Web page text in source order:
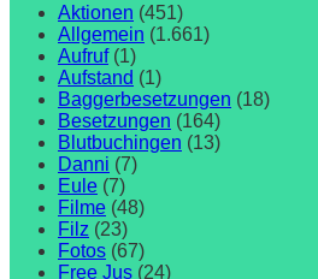
Aktionen (451)
Allgemein (1.661)
Aufruf (1)
Aufstand (1)
Baggerbesetzungen (18)
Besetzungen (164)
Blutbuchingen (13)
Danni (7)
Eule (7)
Filme (48)
Filz (23)
Fotos (67)
Free Jus (24)